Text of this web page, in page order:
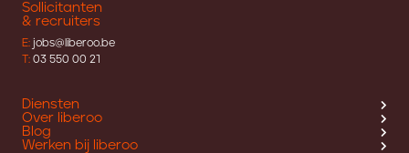
Sollicitanten
& recruiters
E: jobs@liberoo.be
T: 03 550 00 21
Diensten
Over liberoo
Blog
Werken bij liberoo